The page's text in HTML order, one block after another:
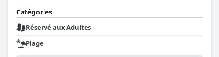
Catégories
Réservé aux Adultes
Plage